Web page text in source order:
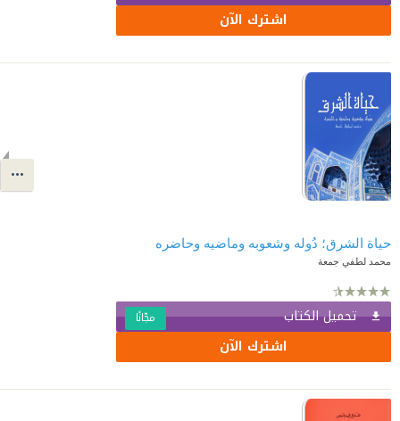
اشترك الآن
حياة الشرق؛ دُوله وشعوبه وماضيه وحاضره
محمد لطفي جمعة
تحميل الكتاب مجّانًا
اشترك الآن